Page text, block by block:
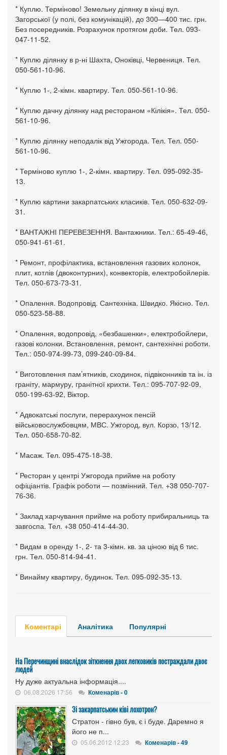
* Куплю. Терміново! Земельну ділянку в кінці вул.
Загорської (у полі, без комунікацій), до 300—400 тис. грн.
Без посередників. Розрахунок протягом доби. Тел. 093-
047-11-52.
* Куплю ділянку в р-ні Шахта, Оноківці, Червениця. Тел.
050-561-10-96.
* Куплю 1-, 2-кімн. квартиру. Тел. 050-561-10-96.
* Куплю дачну ділянку над рестораном «Кілікія». Тел. 050-
561-10-96.
* Куплю ділянку неподалік від Ужгорода. Тел. Тел. 050-
561-10-96.
* Терміново куплю 1-, 2-кімн. квартиру. Тел. 095-092-35-
13.
* Куплю картини закарпатських класиків. Тел. 050-632-09-
31.
* ВАНТАЖНІ ПЕРЕВЕЗЕННЯ. Вантажники. Тел.: 65-49-46,
050-941-61-61.
* Ремонт, профілактика, встановлення газових колонок,
плит, котлів (двоконтурних), конвекторів, електробойлерів.
Тел. 050-673-73-31.
* Опалення. Водопровід. Сантехніка. Швидко. Якісно. Тел.
050-523-58-88.
* Опалення, водопровід, «безбашенки», електробойлери,
газові колонки. Встановлення, ремонт, сантехнічні роботи.
Тел.: 050-974-99-73, 099-240-09-84.
* Виготовлення пам’ятників, сходинок, підвіконників та ін. із
граніту, мармуру, гранітної крихти. Тел.: 095-707-92-09,
050-199-63-92, Віктор.
* Адвокатські послуги, перерахунок пенсій
військовослужбовцям, МВС. Ужгород, вул. Корзо, 13/12.
Тел. 050-658-70-82.
* Масаж. Тел. 095-475-18-38.
* Ресторан у центрі Ужгорода прийме на роботу
офіціантів. Графік роботи — позмінний. Тел. +38 050-707-
76-36.
* Заклад харчування прийме на роботу прибиральниць та
завгоспа. Тел. +38 050-414-44-30.
* Видам в оренду 1-, 2- та 3-кімн. кв. за ціною від 6 тис.
грн. Тел. 050-814-94-41.
* Винайму квартиру, будинок. Тел. 095-092-35-13.
Коментарі Аналітика Популярні
На Перечинщині внаслідок зіткнення двох легковиків постраждали двоє
людей
Ну дуже актуальна інформація....
06.08.2026 17:56 Коменарів - 0
Зі закарпатським ківі лохотрон?
Стратон - гівно був, є і буде. Даремно я
його не п...
05.06.2012 12:23 Коменарів - 49